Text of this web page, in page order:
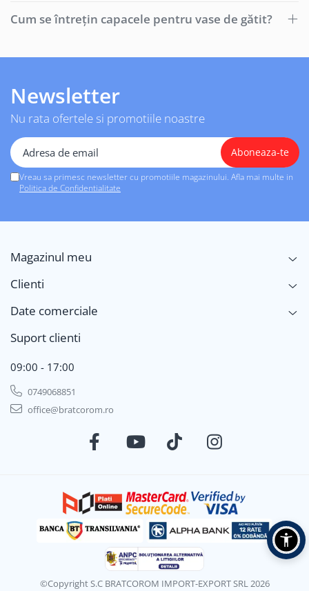
Cum se întrețin capacele pentru vase de gătit?
Newsletter
Nu rata ofertele si promotiile noastre
Vreau sa primesc newsletter cu promotiile magazinului. Afla mai multe in
Politica de Confidentialitate
Magazinul meu
Clienti
Date comerciale
Suport clienti
09:00 - 17:00
0749068851
office@bratcorom.ro
©Copyright S.C BRATCOROM IMPORT-EXPORT SRL 2026